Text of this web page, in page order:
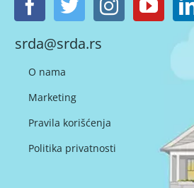
srda@srda.rs
O nama
Marketing
Pravila korišćenja
Politika privatnosti